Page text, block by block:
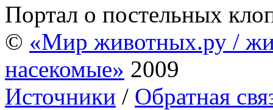
Портал о постельных
© «Мир животных.ру /
насекомые» 2009
Источники / Обратная